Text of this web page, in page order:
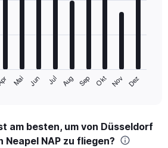
Mai Jun Jul Aug Sep Okt Nov Dez
am besten, um von Düsseldorf
Neapel NAP zu fliegen?